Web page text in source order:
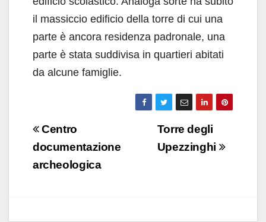
il massiccio edificio della torre di cui una
parte è ancora residenza padronale, una
parte è stata suddivisa in quartieri abitati
da alcune famiglie.
Navigazione
articoli
Torre degli
Upezzinghi
Centro
documentazione
archeologica